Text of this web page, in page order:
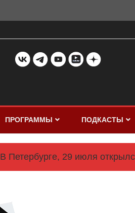
ПРОГРАММЫ ПОДКАСТЫ
В Петербурге, 29 июля